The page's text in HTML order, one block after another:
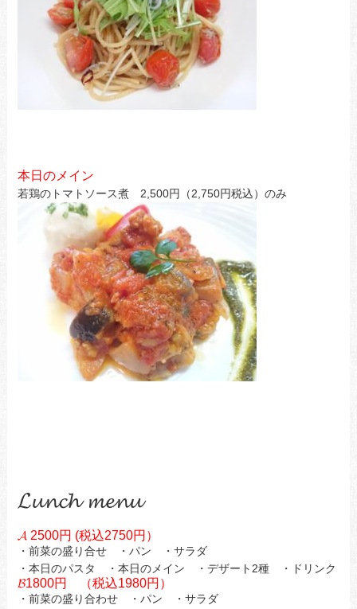
本日のメイン
若鶏のトマトソース煮 2,500円（2,750円税込）のみ
𝓛𝓾𝓷𝓬𝓱 𝓶𝓮𝓷𝓾
𝓐 2500円 (税込2750円）
・前菜の盛り合せ ・パン ・サラダ
・本日のパスタ ・本日のメイン ・デザート2種 ・ドリンク
𝓑1800円 （税込1980円）
・前菜の盛り合わせ ・パン ・サラダ